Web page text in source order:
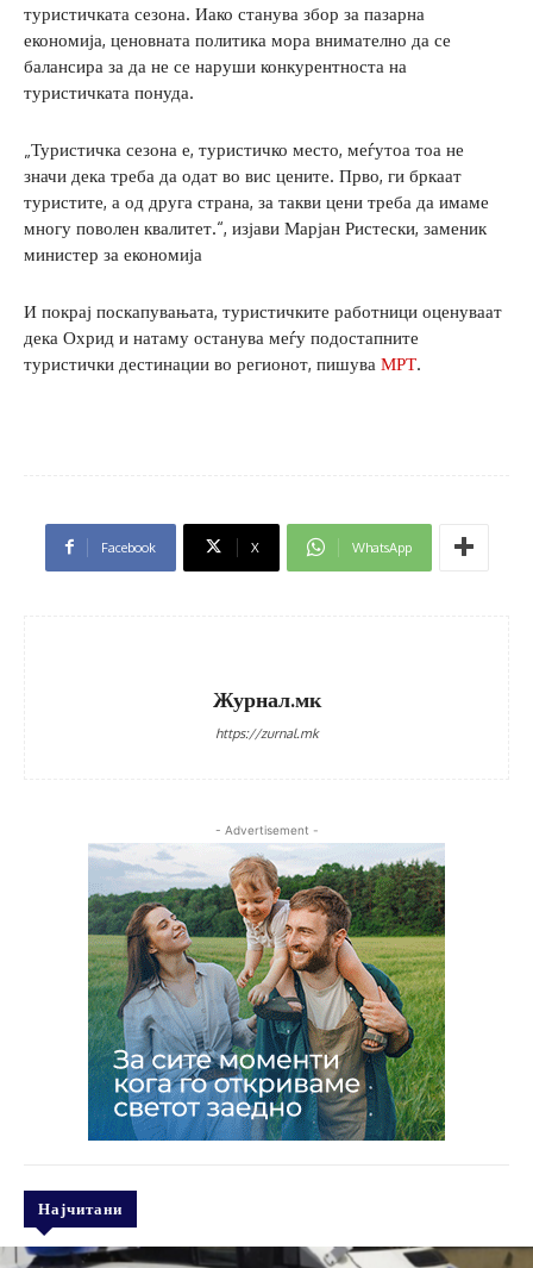
туристичката сезона. Иако станува збор за пазарна
економија, ценовната политика мора внимателно да се
балансира за да не се наруши конкурентноста на
туристичката понуда.
„Туристичка сезона е, туристичко место, меѓутоа тоа не
значи дека треба да одат во вис цените. Прво, ги бркаат
туристите, а од друга страна, за такви цени треба да имаме
многу поволен квалитет.“, изјави Марјан Ристески, заменик
министер за економија
И покрај поскапувањата, туристичките работници оценуваат
дека Охрид и натаму останува меѓу подостапните
туристички дестинации во регионот, пишува МРТ.
Facebook X WhatsApp
Журнал.мк
https://zurnal.mk
- Advertisement -
Најчитани